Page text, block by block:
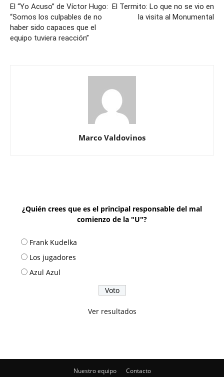
El “Yo Acuso” de Víctor Hugo:
“Somos los culpables de no
haber sido capaces que el
equipo tuviera reacción”
El Termito: Lo que no se vio en
la visita al Monumental
Marco Valdovinos
¿Quién crees que es el principal responsable del mal
comienzo de la "U"?
Frank Kudelka
Los jugadores
Azul Azul
Ver resultados
Nuestro equipo Contacto